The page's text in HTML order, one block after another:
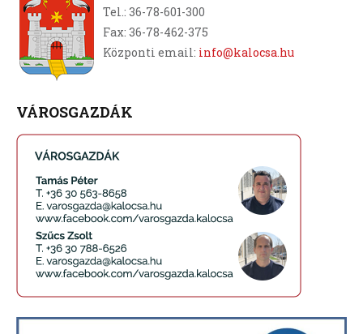
Tel.: 36-78-601-300
Fax: 36-78-462-375
Központi email: info@kalocsa.hu
VÁROSGAZDÁK